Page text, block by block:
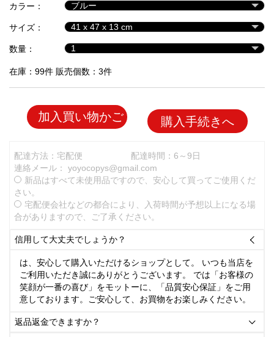
ル
品
カラー：
サイズ：
数量：
在庫：99件 販売個数：3件
加入買い物かご 購入手続きへ
配達方法：宅配便
配達時間：6～9日
連絡メール： yoyocopys@gmail.com
新品はすべて未使用品ですので、安心して買ってご使用くだ
さい。
宅配便会社などの都合により、入荷時間が予想以上になる場
合がありますので、ご了承ください。
信用して大丈夫でしょうか？ 
は、安心して購入いただけるショップとして。 いつも当店を
ご利用いただき誠にありがとうございます。 では「お客様の
笑顔が一番の喜び」をモットーに、「品質安心保証」をご用
意しております。ご安心して、お買物をお楽しみください。
返品返金できますか？ 